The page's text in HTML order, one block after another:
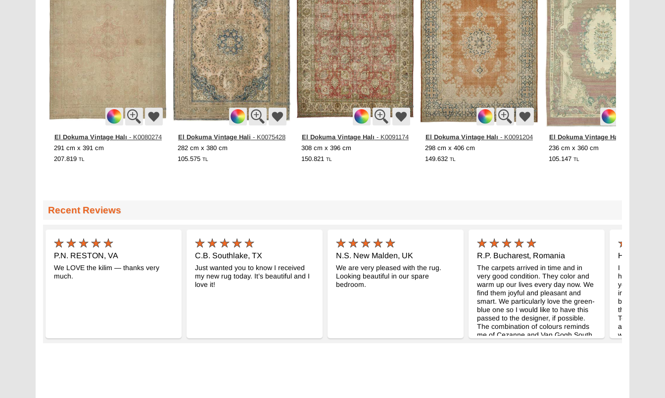
El Dokuma Vintage Halı - K0080274
291 cm x 391 cm
207.819 TL
El Dokuma Vintage Hali - K0075428
282 cm x 380 cm
105.575 TL
El Dokuma Vintage Halı - K0091174
308 cm x 396 cm
150.821 TL
El Dokuma Vintage Halı - K0091204
298 cm x 406 cm
149.632 TL
El Dokuma Vintage Halı
236 cm x 360 cm
105.147 TL
Recent Reviews
P.N. RESTON, VA
We LOVE the kilim — thanks very
much.
C.B. Southlake, TX
Just wanted you to know I received
my new rug today. It’s beautiful and I
love it!
N.S. New Malden, UK
We are very pleased with the rug.
Looking beautiful in our spare
bedroom.
R.P. Bucharest, Romania
The carpets arrived in time and in
very good condition. They color and
warm up our lives every day now. We
find them joyful and pleasant and
smart. We particularly love the green-
blue one so I would like to have this
passed to the designer, if possible.
The combination of colours reminds
me of Cezanne and Van Gogh South
H.E.
I received my
had
you a few
imagine any
beautiful, but
the long
Texas. We
a hurricane
was flooded